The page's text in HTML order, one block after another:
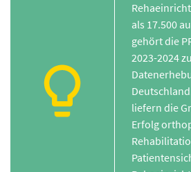
als 17.500
gehört die
2023-2024
liefern die
Erfolg